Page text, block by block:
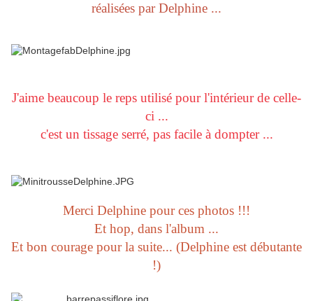
réalisées par Delphine ...
J'aime beaucoup le reps utilisé pour l'intérieur de celle-
ci ...
c'est un tissage serré, pas facile à dompter ...
Merci Delphine pour ces photos !!!
Et hop, dans l'album ...
Et bon courage pour la suite... (Delphine est débutante
!)